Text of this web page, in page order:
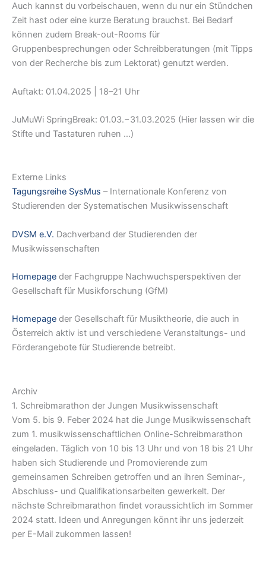
Auch kannst du vorbeischauen, wenn du nur ein Stündchen
Zeit hast oder eine kurze Beratung brauchst. Bei Bedarf
können zudem Break-out-Rooms für
Gruppenbesprechungen oder Schreibberatungen (mit Tipps
von der Recherche bis zum Lektorat) genutzt werden.
Auftakt: 01.04.2025 | 18–21 Uhr
JuMuWi SpringBreak: 01.03.−31.03.2025 (Hier lassen wir die
Stifte und Tastaturen ruhen …)
Externe Links
Tagungsreihe SysMus – Internationale Konferenz von
Studierenden der Systematischen Musikwissenschaft
DVSM e.V. Dachverband der Studierenden der
Musikwissenschaften
Homepage der Fachgruppe Nachwuchsperspektiven der
Gesellschaft für Musikforschung (GfM)
Homepage der Gesellschaft für Musiktheorie, die auch in
Österreich aktiv ist und verschiedene Veranstaltungs- und
Förderangebote für Studierende betreibt.
Archiv
1. Schreibmarathon der Jungen Musikwissenschaft
Vom 5. bis 9. Feber 2024 hat die Junge Musikwissenschaft
zum 1. musikwissenschaftlichen Online-Schreibmarathon
eingeladen. Täglich von 10 bis 13 Uhr und von 18 bis 21 Uhr
haben sich Studierende und Promovierende zum
gemeinsamen Schreiben getroffen und an ihren Seminar-,
Abschluss- und Qualifikationsarbeiten gewerkelt. Der
nächste Schreibmarathon findet voraussichtlich im Sommer
2024 statt. Ideen und Anregungen könnt ihr uns jederzeit
per E-Mail zukommen lassen!